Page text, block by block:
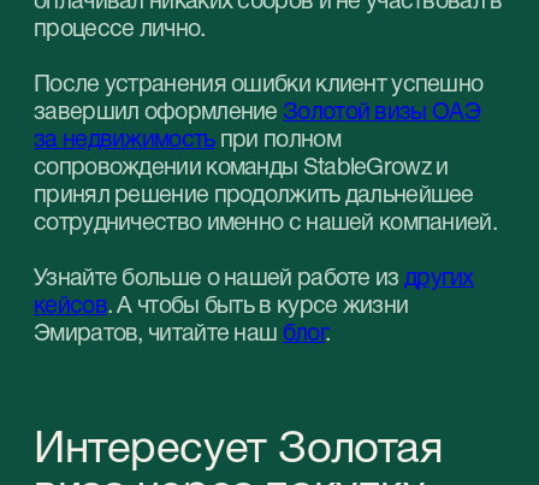
Наши эксперты помогут вам найти наиболее
подходящее решение, соответствующее
Забронировать бесплатную онлайн-консультацию
Контакты
Обращайтесь к нам по любым вопросам
inquiry@stablegrowz.com